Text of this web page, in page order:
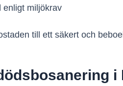
enligt miljökrav
till ett säkert och
i